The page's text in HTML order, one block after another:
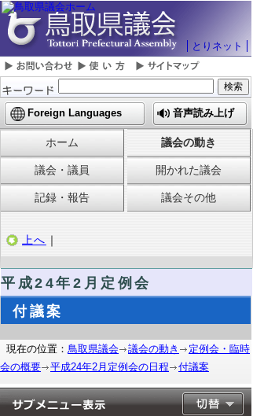
とりネット
Foreign Languages 音声読み上げ
ホーム 議会の動き
議会・議員 開かれた議会
記録・報告 議会その他
上へ ｜
平成24年2月定例会
付議案
現在の位置： 鳥取県議会 議会の動き
定例会・臨時
会の概要
平成24年2月定例会の日程 付議案